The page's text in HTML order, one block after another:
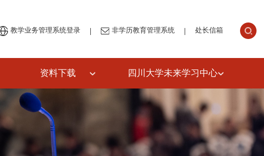
教学业务管理系统登录 | 非学历教育管理系统 | 处长信箱
资料下载 四川大学未来学习中心